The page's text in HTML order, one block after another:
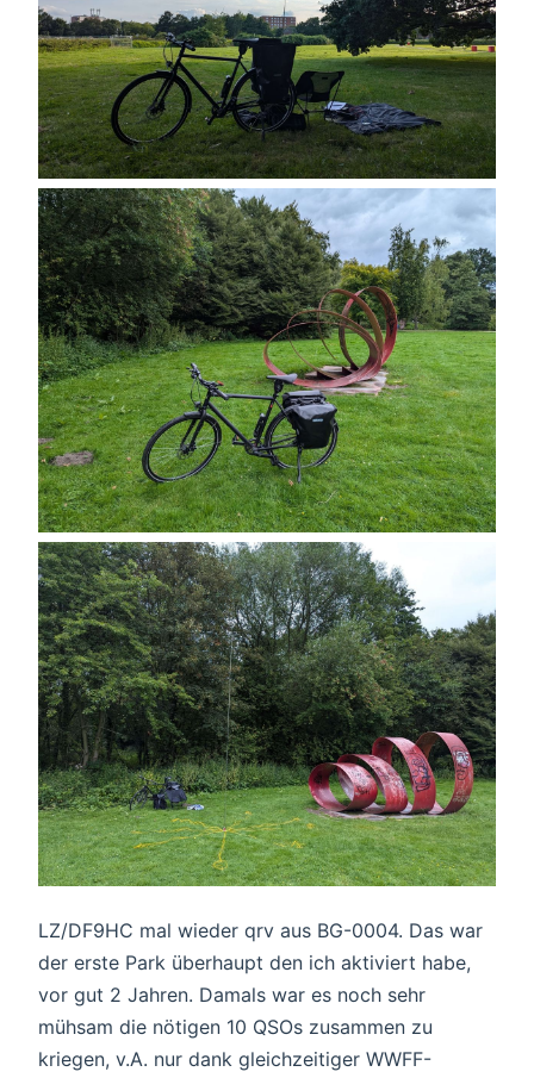
LZ/DF9HC mal wieder qrv aus BG-0004. Das war
der erste Park überhaupt den ich aktiviert habe,
vor gut 2 Jahren. Damals war es noch sehr
mühsam die nötigen 10 QSOs zusammen zu
kriegen, v.A. nur dank gleichzeitiger WWFF-